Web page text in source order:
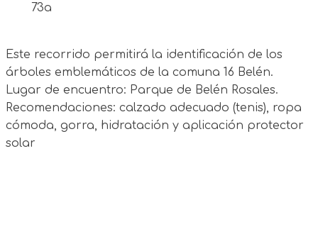
73a
Este recorrido permitirá la identificación de los
árboles emblemáticos de la comuna 16 Belén.
Lugar de encuentro: Parque de Belén Rosales.
Recomendaciones: calzado adecuado (tenis), ropa
cómoda, gorra, hidratación y aplicación protector
solar